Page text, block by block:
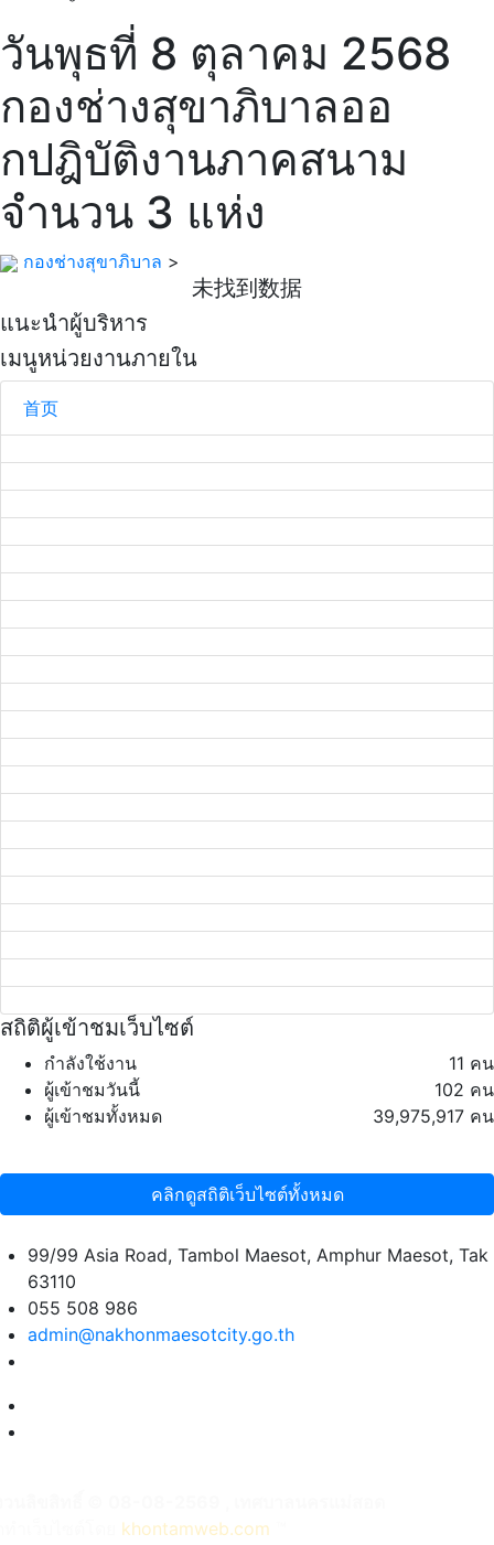
วันพุธที่ 8 ตุลาคม 2568
กองช่างสุขาภิบาลออ
กปฎิบัติงานภาคสนาม
จำนวน 3 แห่ง
กองช่างสุขาภิบาล >
未找到数据
แนะนำผู้บริหาร
เมนูหน่วยงานภายใน
首页
สถิติผู้เข้าชมเว็บไซต์
กำลังใช้งาน
11 คน
ผู้เข้าชมวันนี้
102 คน
ผู้เข้าชมทั้งหมด
39,975,917 คน
คลิกดูสถิติเว็บไซต์ทั้งหมด
99/99 Asia Road, Tambol Maesot, Amphur Maesot, Tak
63110
055 508 986
admin@nakhonmaesotcity.go.th
khontamweb.com